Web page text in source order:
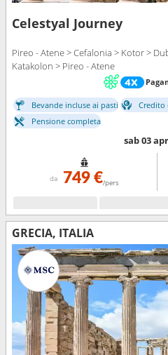
Celestyal Journey
Pireo - Atene > Cefalonia > Kotor >
Katakolon > Pireo - Atene
Bevande incluse ai pasti Credito
Pensione completa
sab 03
da 749 €/pers
GRECIA, ITALIA